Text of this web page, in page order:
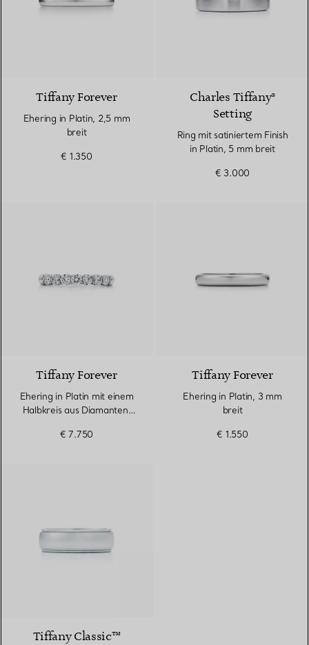
Tiffany Forever
Ehering in Platin, 2,5 mm
breit
€ 1.350
Charles Tiffany®
Setting
Ring mit satiniertem Finish
in Platin, 5 mm breit
€ 3.000
Tiffany Forever
Ehering in Platin mit einem
Halbkreis aus Diamanten,
€ 7.750
Tiffany Forever
Ehering in Platin, 3 mm
breit
€ 1.550
Tiffany Classic™